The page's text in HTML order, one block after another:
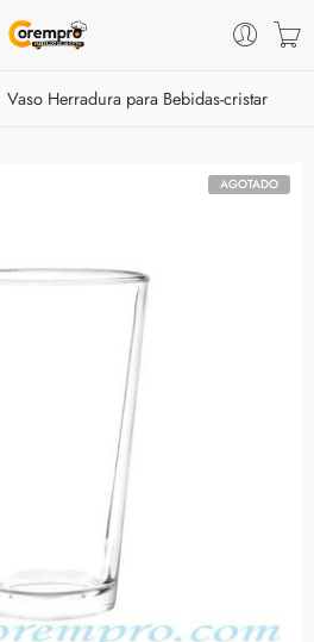
Vaso Herradura para Bebidas-cristar
AGOTADO